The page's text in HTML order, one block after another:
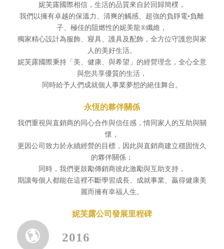
妮芙露國際相信，生活的品質來自於回歸簡樸，
我們以擁有卓越的保溫力、清爽的觸感、超強的負靜電•負離
子、極佳的阻燃性的妮美龍®纖維，
獨家精心設計為服飾、寢具、護具及配飾，全方位守護您與家
人的美好生活。
妮芙露國際秉持「美、健康、與希望」的經營理念，全心全意
與您共享優質的生活，
同時給予人們成就個人事業夢想的絕佳舞台。
永恆的夥伴關係
我們重視與直銷商的同心合作與信任感，情同家人的互助與關
懷，
更因公司致力於永續經營的目標，因此與直銷商建立穩固恆久
的夥伴關係；
同時，我們更鼓勵傳銷商彼此激勵與互助支持，
期讓每個人都能在這裡不斷學習成長、成就事業、贏得健康美
麗而擁有幸福人生。
妮芙露公司發展里程碑
2016